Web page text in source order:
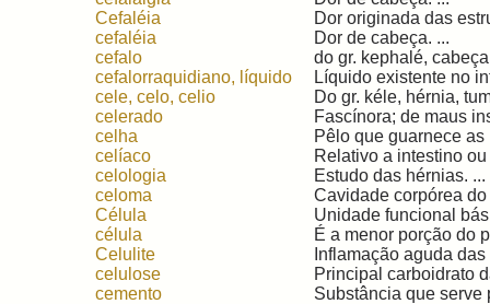
Cefaléia
Dor originada das
cefaléia
Dor de cabeça. ...
cefalo
do gr. kephalé,
cefalorraquidiano, líquido
Líquido existente no
cele, celo, celio
Do gr. kéle, hérnia,
celerado
Fascínora; de maus
celha
Pêlo que guarnece
celíaco
Relativo a intestino ou
celologia
Estudo das hérnias. ...
celoma
Cavidade corpórea
Célula
Unidade funcional
célula
É a menor porção do
Celulite
Inflamação aguda
celulose
Principal carboidrato
cemento
Substância que serve